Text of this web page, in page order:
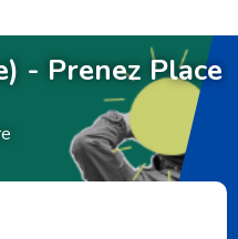
- Prenez Place